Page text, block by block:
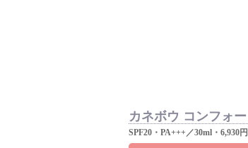
カネボウ コンフォ
SPF20・PA+++／30ml・6,930円